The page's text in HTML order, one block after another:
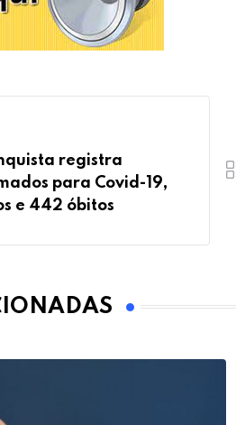
registra
para Covid-19,
e 442 óbitos